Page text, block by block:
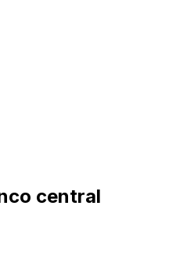
central